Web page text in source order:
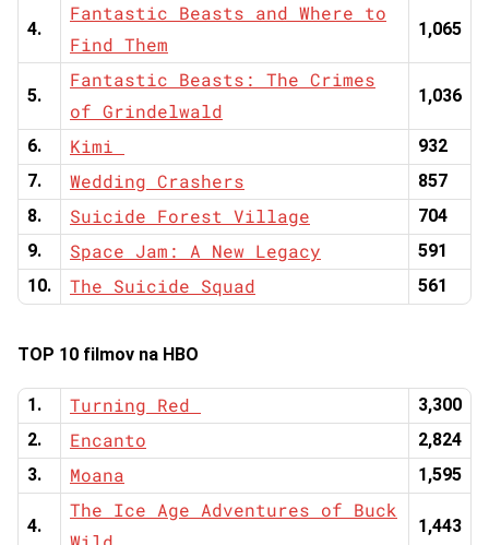
4.
Fantastic Beasts and Where to
Find Them
1,065
5.
Fantastic Beasts: The Crimes
of Grindelwald
1,036
6. Kimi
932
7.
Wedding Crashers
857
8.
Suicide Forest Village
704
9.
Space Jam: A New Legacy
591
10.
The Suicide Squad 561
TOP 10 filmov na HBO
1. Turning Red
3,300
2.
Encanto
2,824
3.
Moana 1,595
4.
The Ice Age Adventures of Buck
1,443